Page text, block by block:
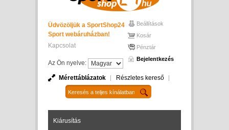
Üdvözöljük a SportShop24
Sport webáruházban!
Kapcsolat
Az Ön nyelve:
Beállítások
Kosár
Pénztár
Bejelentkezés
Mérettáblázatok Részletes kereső
Kiárusítás